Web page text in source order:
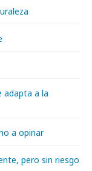
adapta a la
a opinar
pero sin riesgo